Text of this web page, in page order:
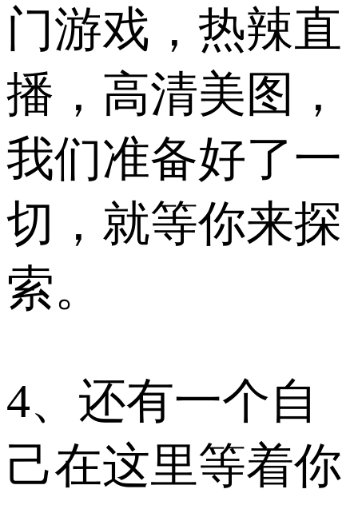
门游戏，热辣直
播，高清美图，
我们准备好了一
切，就等你来探
索。
4、还有一个自
己在这里等着你